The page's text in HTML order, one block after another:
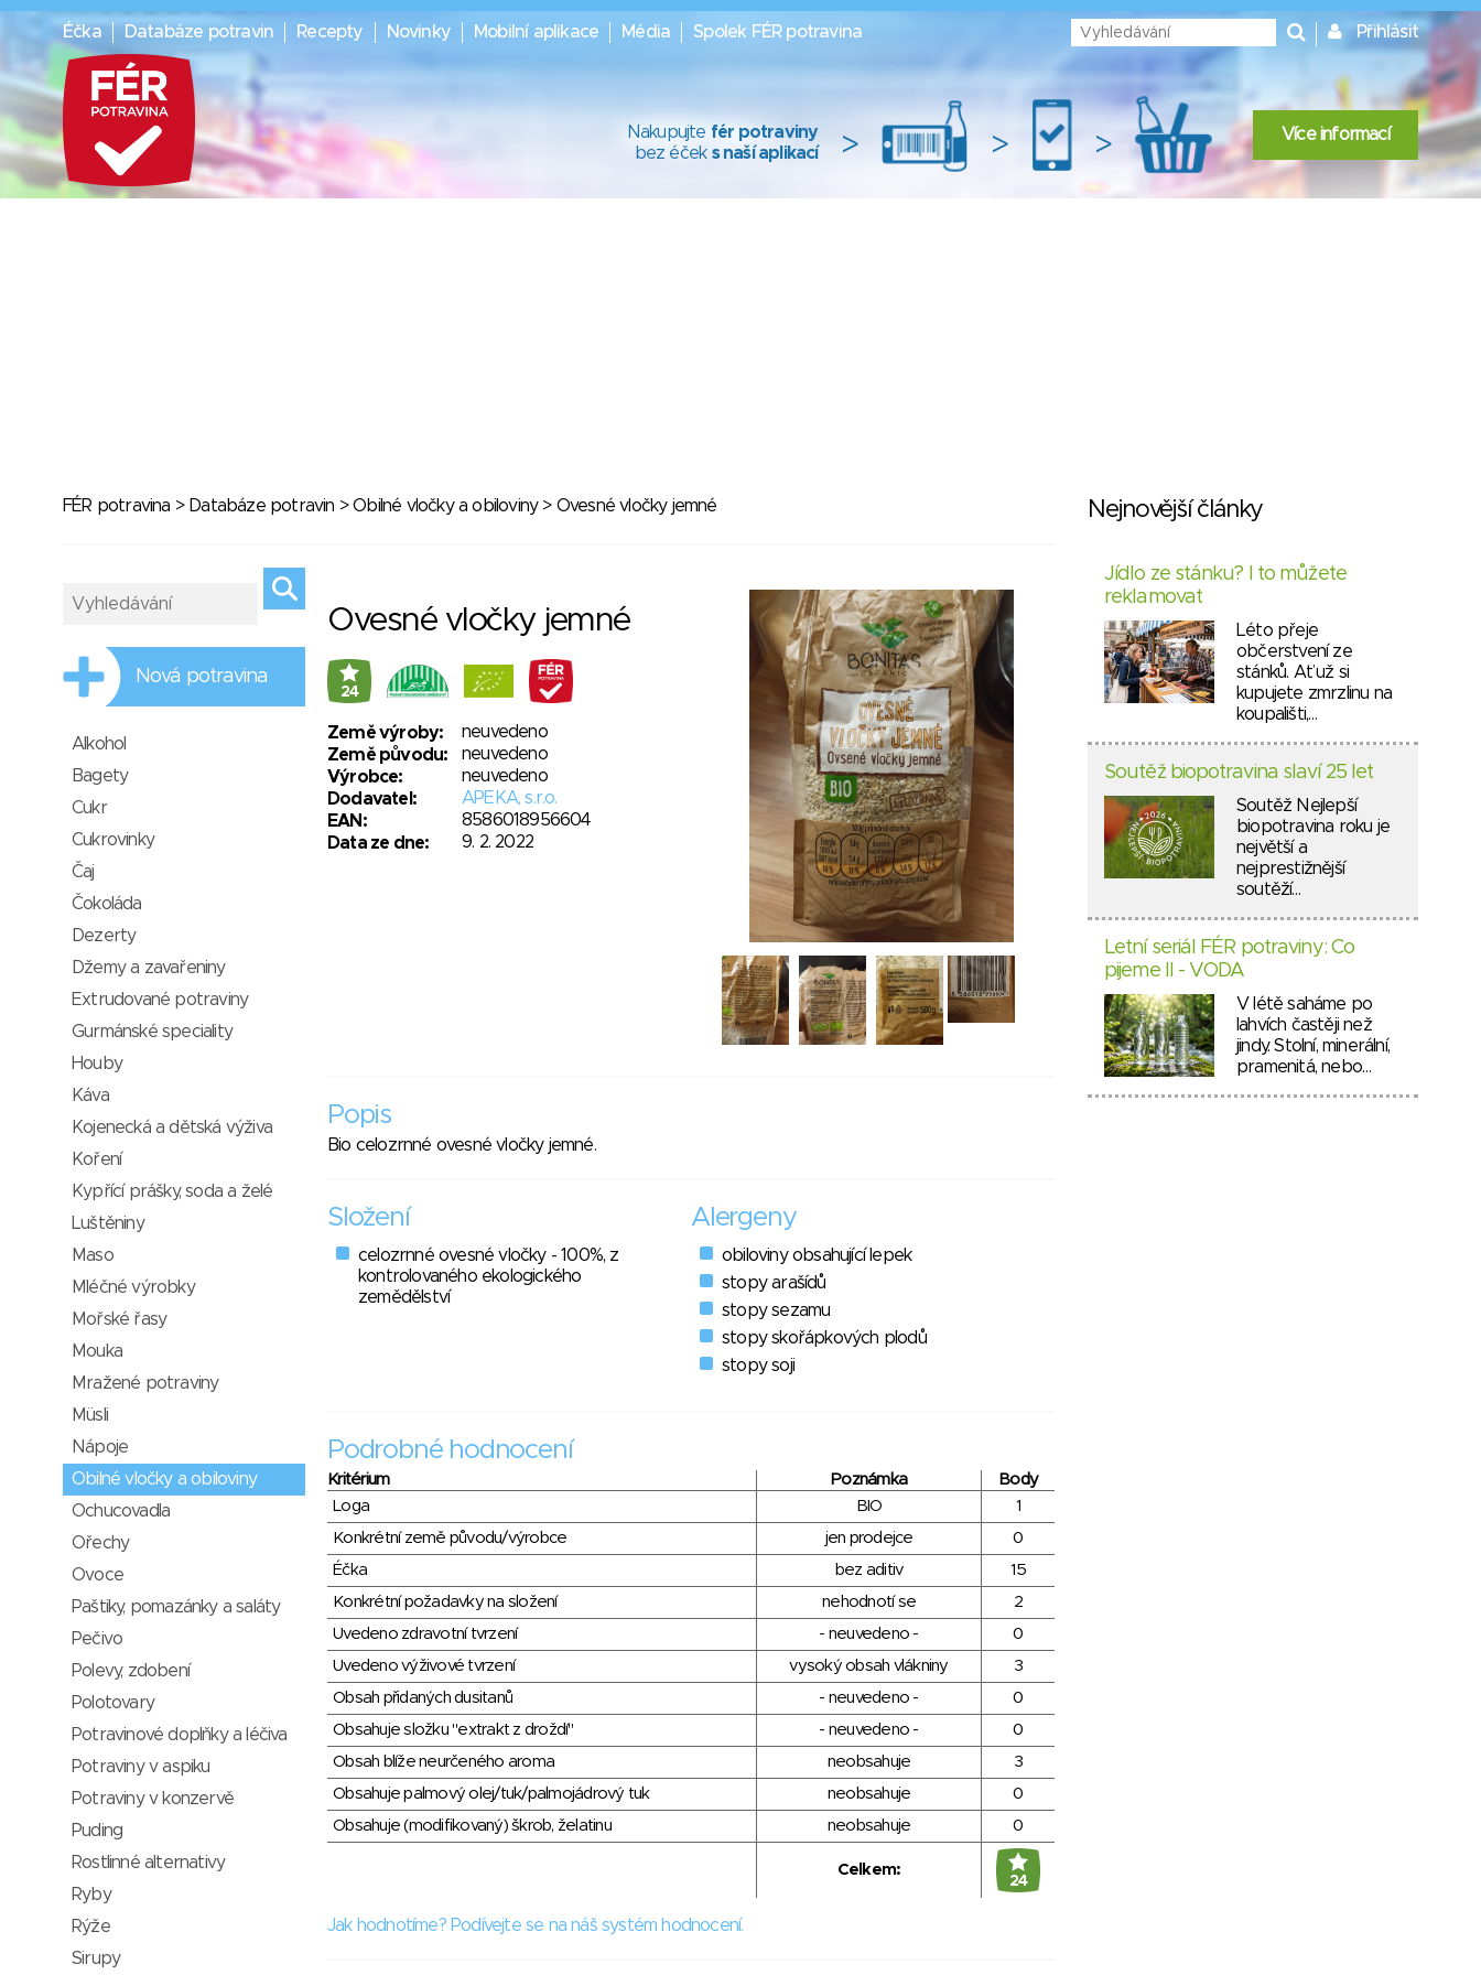
Éčka Databáze potravin Recepty Novinky Mobilní aplikace Média Spolek FÉR potravina Přihlásit
Nakupujte fér potraviny
bez éček s naší aplikací > > > Více informací
FÉR potravina > Databáze potravin >Obilné vločky a obiloviny> Ovesné vločky jemné
Ovesné vločky jemné
24
Země výroby:
neuvedeno
Země původu:
neuvedeno
Výrobce:
neuvedeno
Dodavatel:
APEKA, s.r.o.
EAN:
8586018956604
Data ze dne:
9. 2. 2022
Popis
Bio celozrnné ovesné vločky jemné.
Složení
celozrnné ovesné vločky - 100%, z
kontrolovaného ekologického
zemědělství
Alergeny
obiloviny obsahující lepek
stopy arašídů
stopy sezamu
stopy skořápkových plodů
stopy soji
Podrobné hodnocení
Kritérium Poznámka
Body
Loga
BIO
1
Konkrétní země původu/výrobce
jen prodejce
0
Éčka
bez aditiv
15
Konkrétní požadavky na složení
nehodnotí se
2
Uvedeno zdravotní tvrzení
- neuvedeno -
0
Uvedeno výživové tvrzení
vysoký obsah vlákniny
3
Obsah přidaných dusitanů
- neuvedeno -
0
Obsahuje složku "extrakt z droždí"
- neuvedeno -
0
Obsah blíže neurčeného aroma
neobsahuje
3
Obsahuje palmový olej/tuk/palmojádrový tuk
neobsahuje
0
Obsahuje (modifikovaný) škrob, želatinu
neobsahuje 0
Celkem:
24
Jak hodnotíme? Podívejte se na náš systém hodnocení.
Nová potravina
Alkohol
Bagety
Cukr
Cukrovinky
Čaj
Čokoláda
Dezerty
Džemy a zavařeniny
Extrudované potraviny
Gurmánské speciality
Houby
Káva
Kojenecká a dětská výživa
Koření
Kypřící prášky, soda a želé
Luštěniny
Maso
Mléčné výrobky
Mořské řasy
Mouka
Mražené potraviny
Müsli
Nápoje
Obilné vločky a obiloviny
Ochucovadla
Ořechy
Ovoce
Paštiky, pomazánky a saláty
Pečivo
Polevy, zdobení
Polotovary
Potravinové doplňky a léčiva
Potraviny v aspiku
Potraviny v konzervě
Puding
Rostlinné alternativy
Ryby
Rýže
Sirupy
Nejnovější články
Jídlo ze stánku? I to můžete
reklamovat
Léto přeje
občerstvení ze
stánků. Ať už si
kupujete zmrzlinu na
koupališti,…
Soutěž biopotravina slaví 25 let
Soutěž Nejlepší
biopotravina roku je
největší a
nejprestižnější
soutěží…
Letní seriál FÉR potraviny: Co
pijeme II - VODA
V létě saháme po
lahvích častěji než
jindy. Stolní, minerální,
pramenitá, nebo…